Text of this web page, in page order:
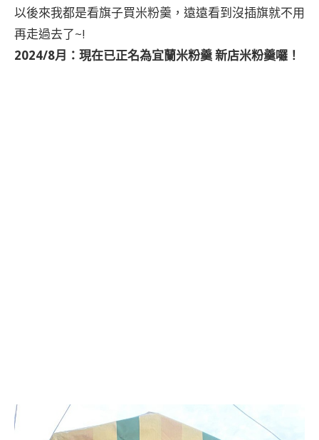
以後來我都是看旗子買米粉羹，遠遠看到沒插旗就不用
再走過去了~!
2024/8月：現在已正名為宜蘭米粉羹 新店米粉羹囉！